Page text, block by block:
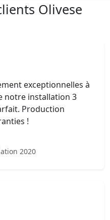
Olivese
exceptionnelles à
notre installation 3
Production
!
2020